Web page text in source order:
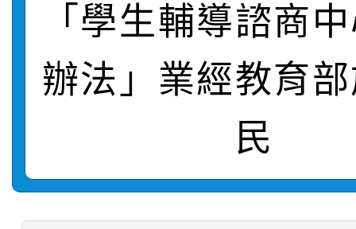
畫影片一案
劇比賽實施要點」及修
表
轉知：桃園市115年度
敬師藝文競賽』實施計
【甄選結果(第11招)】
學年度第1學期第7次
【甄選結果(第3招)】
結果(第3招)
學年度第1學期第9次代
「學生輔導諮商
辦法」業經教育
民